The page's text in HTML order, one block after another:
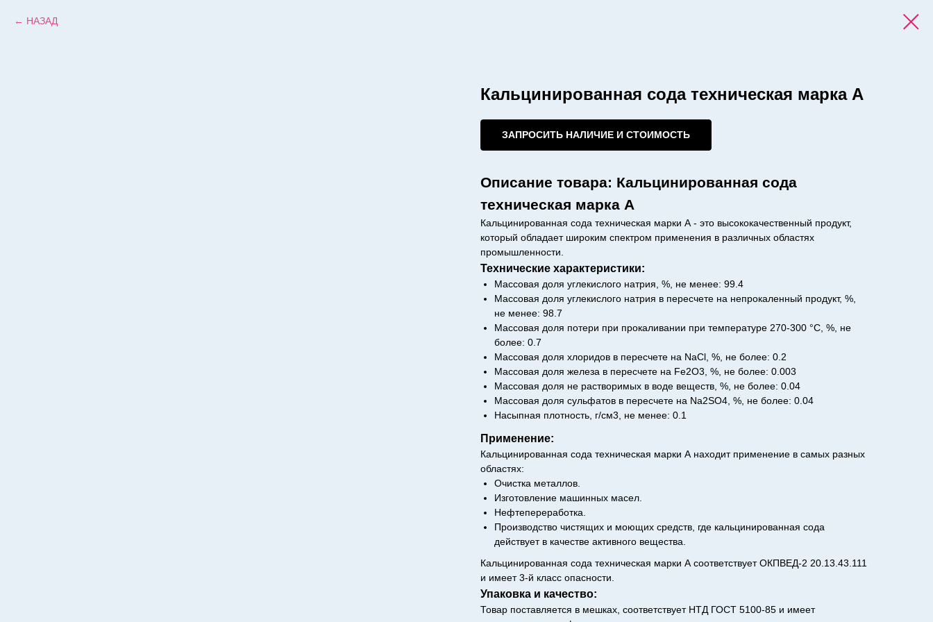
НАЗАД
Кальцинированная сода техническая марка А
ЗАПРОСИТЬ НАЛИЧИЕ И СТОИМОСТЬ
Описание товара: Кальцинированная сода
техническая марка А
Кальцинированная сода техническая марки А - это высококачественный продукт,
который обладает широким спектром применения в различных областях
промышленности.
Технические характеристики:
Массовая доля углекислого натрия, %, не менее: 99.4
Массовая доля углекислого натрия в пересчете на непрокаленный продукт, %,
не менее: 98.7
Массовая доля потери при прокаливании при температуре 270-300 °C, %, не
более: 0.7
Массовая доля хлоридов в пересчете на NaCl, %, не более: 0.2
Массовая доля железа в пересчете на Fe2O3, %, не более: 0.003
Массовая доля не растворимых в воде веществ, %, не более: 0.04
Массовая доля сульфатов в пересчете на Na2SO4, %, не более: 0.04
Насыпная плотность, г/см3, не менее: 0.1
Применение:
Кальцинированная сода техническая марки А находит применение в самых разных
областях:
Очистка металлов.
Изготовление машинных масел.
Нефтепереработка.
Производство чистящих и моющих средств, где кальцинированная сода
действует в качестве активного вещества.
Кальцинированная сода техническая марки А соответствует ОКПВЕД-2 20.13.43.111
и имеет 3-й класс опасности.
Упаковка и качество:
Товар поставляется в мешках, соответствует НТД ГОСТ 5100-85 и имеет